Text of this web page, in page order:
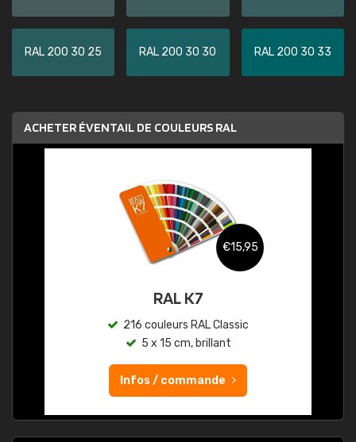
RAL 200 30 25 RAL 200 30 30 RAL 200 30 33
ACHETER ÉVENTAIL DE COULEURS RAL
€15,95
RAL K7
216 couleurs RAL Classic
5 x 15 cm, brillant
Infos / commande